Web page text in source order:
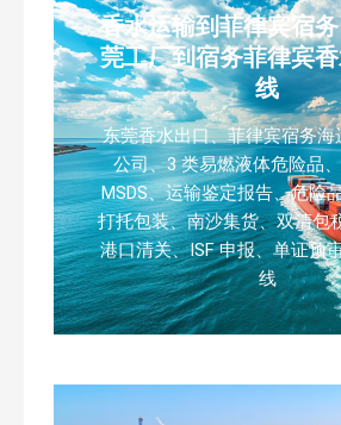
香水运输到菲律宾宿
莞工厂到宿务菲律宾
线
东莞香水出口、菲律宾宿务海
公司、3 类易燃液体危险品
MSDS、运输鉴定报告、危险
打托包装、南沙集货、双清包
港口清关、ISF 申报、单证预
线